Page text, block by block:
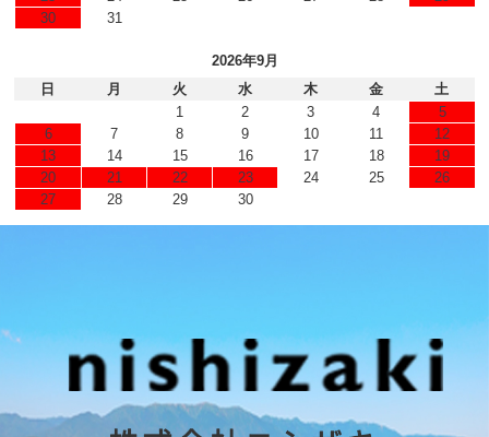
30
31
2026年9月
日
月 火 水 木 金
土
1
2 3 4
5
6
7 8 9 10 11
12
13
14 15 16 17 18
19
20
21 22 23 24 25
26
27
28 29 30